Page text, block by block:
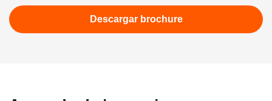
Descargar brochure